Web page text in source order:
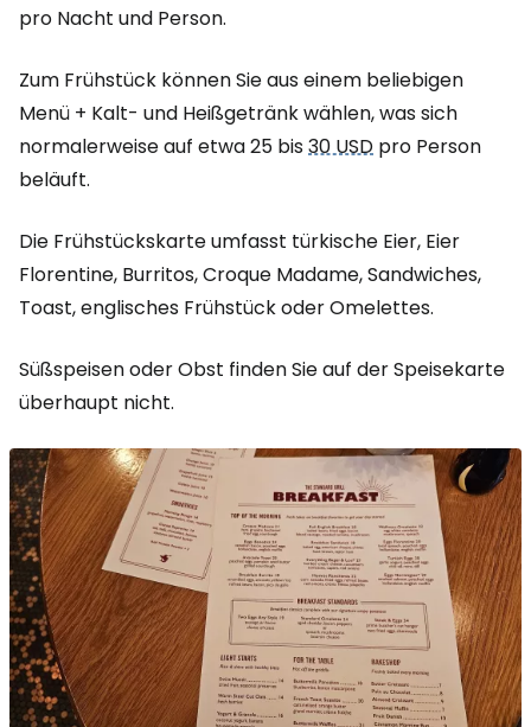
pro Nacht und Person.
Zum Frühstück können Sie aus einem beliebigen
Menü + Kalt- und Heißgetränk wählen, was sich
normalerweise auf etwa 25 bis30 USD pro Person
beläuft.
Die Frühstückskarte umfasst türkische Eier, Eier
Florentine, Burritos, Croque Madame, Sandwiches,
Toast, englisches Frühstück oder Omelettes.
Süßspeisen oder Obst finden Sie auf der Speisekarte
überhaupt nicht.